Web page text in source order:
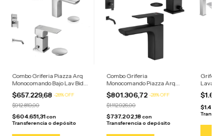
Combo Griferia Piazza Arq
Monocomando Bajo Lav Bidet
Bañera Plateado
$657.229,68 -28%OFF
$912.819,00
$604.651,31con
Transferencia o depósito
Combo Griferia
Monocomando Piazza Arq
Negro Lav Bidet Bañera
$801.306,72 -28%OFF
$1.112.926,00
$737.202,18 con
Transferencia o depósito